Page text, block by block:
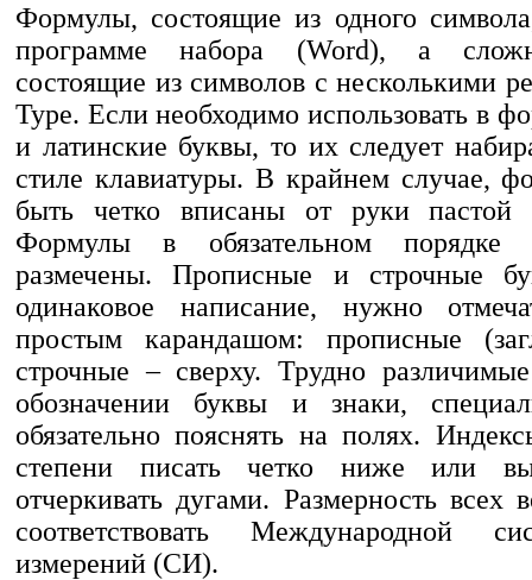
Формулы, состоящие из одного
программе набора (Word), а
состоящие из символов с несколькими
Type. Если необходимо использовать в
и латинские буквы, то их следует
стиле клавиатуры. В крайнем случае,
быть четко вписаны от руки пастой
Формулы в обязательном
размечены. Прописные и строчные
одинаковое написание, нужно
простым карандашом: прописные
строчные – сверху. Трудно
обозначении буквы и знаки,
обязательно пояснять на полях.
степени писать четко ниже или
отчеркивать дугами. Размерность всех
соответствовать Международной
измерений (СИ).